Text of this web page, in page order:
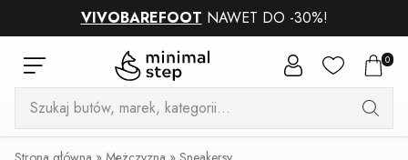
VIVOBAREFOOT NAWET DO -30%!
0
Wyszukiwarka
produktów